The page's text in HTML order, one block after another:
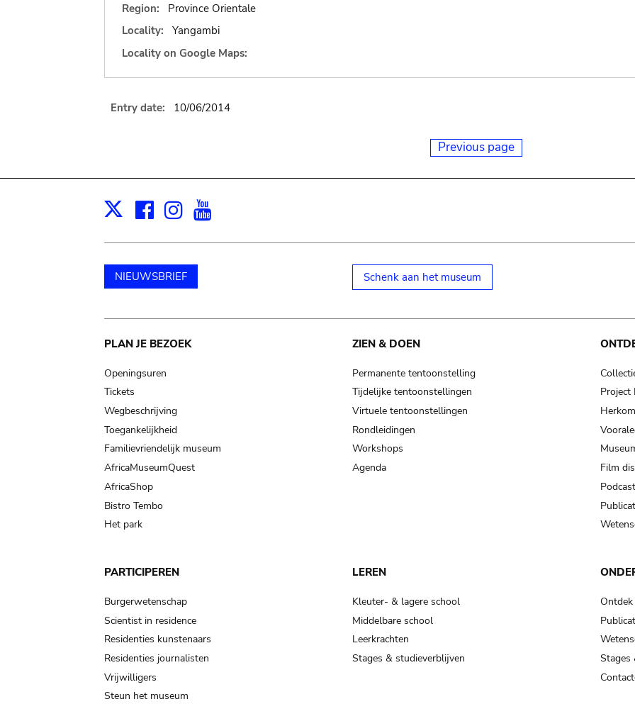
Region:
Province Orientale
Locality:
Yangambi
Locality on Google Maps:
Entry date: 10/06/2014
Previous page
X Facebook
Instagram
NIEUWSBRIEF Schenk aan het museum
Main
navigation
PLAN JE BEZOEK
Openingsuren
Tickets
Wegbeschrijving
Toegankelijkheid
Familievriendelijk museum
AfricaMuseumQuest
AfricaShop
Bistro Tembo
Het park
ZIEN & DOEN
Permanente tentoonstelling
Tijdelijke tentoonstellingen
Virtuele tentoonstellingen
Rondleidingen
Workshops
Agenda
Project
Film
PARTICIPEREN
Burgerwetenschap
Scientist in residence
Residenties kunstenaars
Residenties journalisten
Vrijwilligers
Steun het museum
LEREN
Kleuter- & lagere school
Middelbare school
Leerkrachten
Stages & studieverblijven
Stages